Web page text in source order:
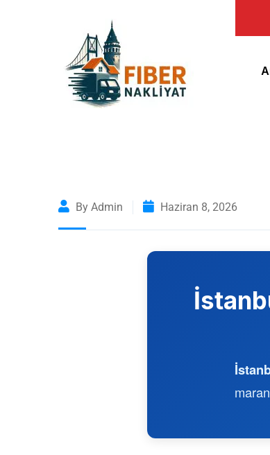
By Admin Haziran 8, 2026